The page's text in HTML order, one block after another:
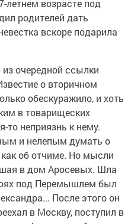
летнем возрасте под
родителей дать
вскоре подарила
очередной ссылки
о вторичном
обескуражило, и хоть
в товарищеских
то неприязнь к нему.
и нелепым думать о
об отчиме. Но мысли
в дом Аросевых. Шла
под Перемышлем был
После этого он
в Москву, поступил в